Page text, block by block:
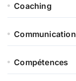
Coaching
Communication
Compétences